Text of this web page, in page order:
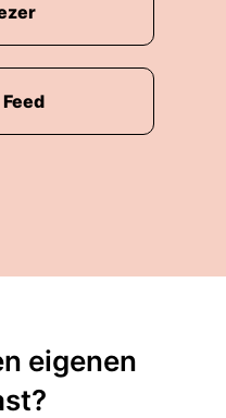
raw!
Feed
eigenen